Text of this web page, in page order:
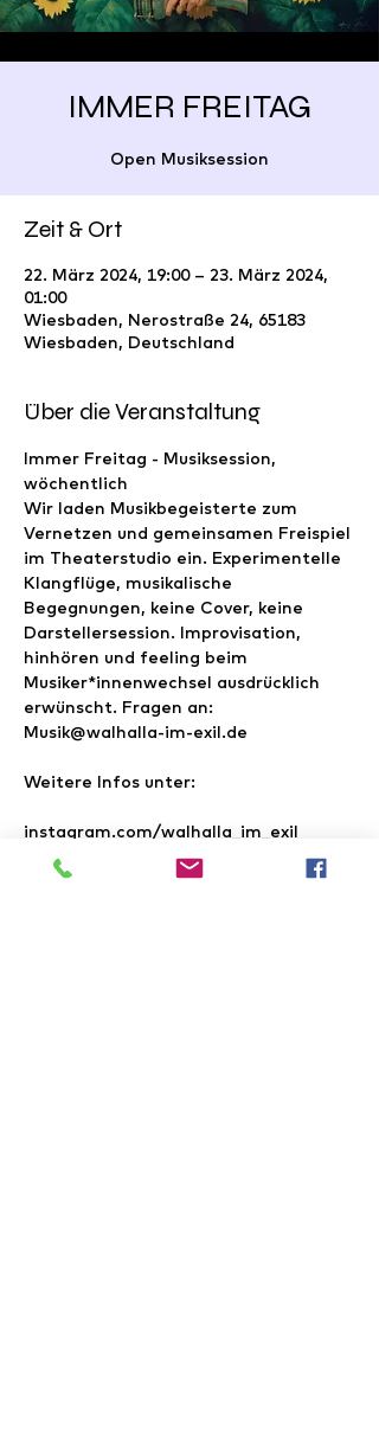
IMMER FREITAG
Open Musiksession
Zeit & Ort
22. März 2024, 19:00 – 23. März 2024,
01:00
Wiesbaden, Nerostraße 24, 65183
Wiesbaden, Deutschland
Über die Veranstaltung
Immer Freitag - Musiksession,
wöchentlich
Wir laden Musikbegeisterte zum
Vernetzen und gemeinsamen Freispiel
im Theaterstudio ein. Experimentelle
Klangflüge, musikalische
Begegnungen, keine Cover, keine
Darstellersession. Improvisation,
hinhören und feeling beim
Musiker*innenwechsel ausdrücklich
erwünscht. Fragen an:
Musik@walhalla-im-exil.de
Weitere Infos unter:
instagram.com/walhalla_im_exil
facebook.com/walhallaimexil
www.youtube.com/@WalhallaimEXIL